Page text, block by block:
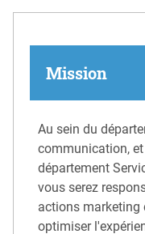
Mission
Au sein du
communication,
département
vous serez
actions
optimiser